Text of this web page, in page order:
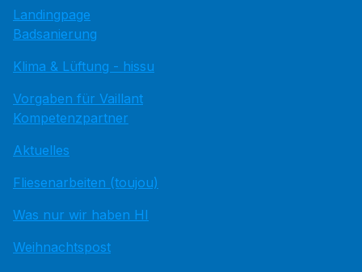
Landingpage
Badsanierung
Klima & Lüftung - hissu
Vorgaben für Vaillant
Kompetenzpartner
Aktuelles
Fliesenarbeiten (toujou)
Was nur wir haben HI
Weihnachtspost